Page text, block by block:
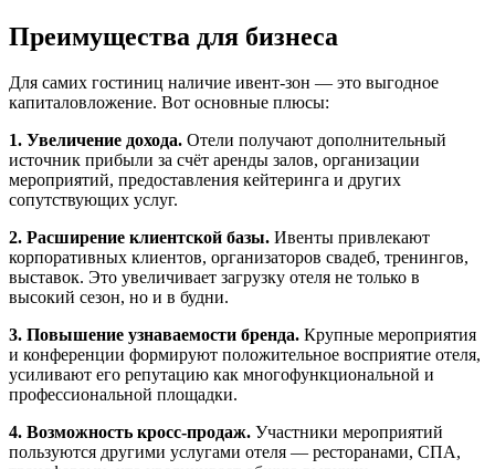
Преимущества для бизнеса
Для самих гостиниц наличие ивент-зон — это выгодное
капиталовложение. Вот основные плюсы:
1. Увеличение дохода. Отели получают дополнительный
источник прибыли за счёт аренды залов, организации
мероприятий, предоставления кейтеринга и других
сопутствующих услуг.
2. Расширение клиентской базы. Ивенты привлекают
корпоративных клиентов, организаторов свадеб, тренингов,
выставок. Это увеличивает загрузку отеля не только в
высокий сезон, но и в будни.
3. Повышение узнаваемости бренда. Крупные мероприятия
и конференции формируют положительное восприятие отеля,
усиливают его репутацию как многофункциональной и
профессиональной площадки.
4. Возможность кросс-продаж. Участники мероприятий
пользуются другими услугами отеля — ресторанами, СПА,